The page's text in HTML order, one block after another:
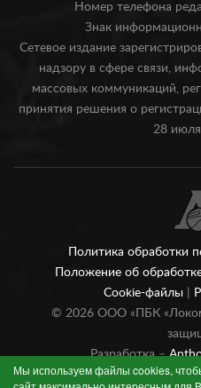
Мы используем файлы cookies,
Номер телефона
Знак
Сетевое издание
надзору в сфере связи,
массовых коммуникаций,
принятия решения о
28
Политика обработки
Положение об
Cookie-файлы
© 2026ООО «ПБК
Разработка –